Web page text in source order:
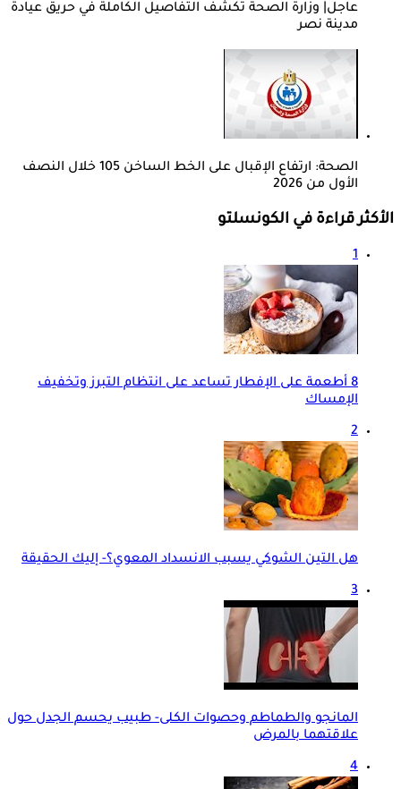
عاجل| وزارة الصحة تكشف التفاصيل الكاملة في حريق عيادة
مدينة نصر
الصحة: ارتفاع الإقبال على الخط الساخن 105 خلال النصف
الأول من 2026
الأكثر قراءة في الكونسلتو
1
8 أطعمة على الإفطار تساعد على انتظام التبرز وتخفيف
الإمساك
2
هل التين الشوكي يسبب الانسداد المعوي؟- إليك الحقيقة
3
المانجو والطماطم وحصوات الكلى- طبيب يحسم الجدل حول
علاقتهما بالمرض
4